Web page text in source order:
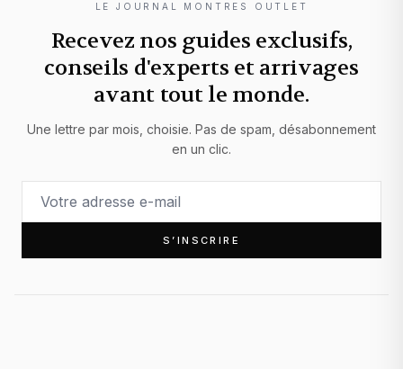
LE JOURNAL MONTRES OUTLET
Recevez nos guides exclusifs,
conseils d'experts et arrivages
avant tout le monde.
Une lettre par mois, choisie. Pas de spam, désabonnement
en un clic.
S’INSCRIRE